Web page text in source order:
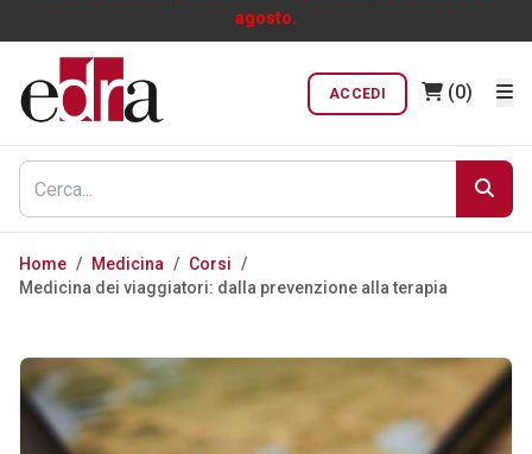
agosto.
ACCEDI (0)
Home / Medicina / Corsi /
Medicina dei viaggiatori: dalla prevenzione alla terapia